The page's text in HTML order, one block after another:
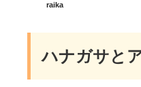
raika
ハナガサと